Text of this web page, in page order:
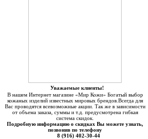
Уважаемые клиенты!
В нашем Интернет магазине «Мир Кожи» Богатый выбор
кожаных изделий известных мировых брендов.Всегда для
Вас проводятся всевозможные акции. Так же в зависимости
от объема заказа, суммы и т.д. предусмотрена гибкая
система скидок.
Подробную информацию о скидках Вы можете узнать,
позвонив по телефону
8 (916) 402-30-44